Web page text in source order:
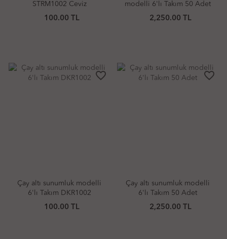
STRM1002 Ceviz
100.00 TL
modelli 6'lı Takım 50 Adet
2,250.00 TL
favorite_border
Çay altı sunumluk modelli
6'lı Takım DKR1002
100.00 TL
favorite_border
Çay altı sunumluk modelli
6'lı Takım 50 Adet
2,250.00 TL